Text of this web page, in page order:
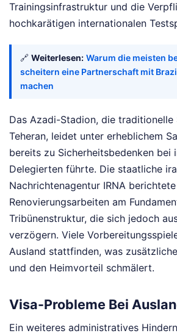
Trainingsinfrastruktur und die
hochkarätigen internationalen
🔗 Weiterlesen: Warum die meisten
scheitern eine Partnerschaft mit
machen
Das Azadi-Stadion, die
Teheran, leidet unter erheblichem
bereits zu Sicherheitsbedenken bei
Delegierten führte. Die staatliche
Nachrichtenagentur IRNA
Renovierungsarbeiten am
Tribünenstruktur, die sich jedoch
verzögern. Viele
Ausland stattfinden, was
und den Heimvorteil schmälert.
Visa-Probleme Bei
Ein weiteres administratives